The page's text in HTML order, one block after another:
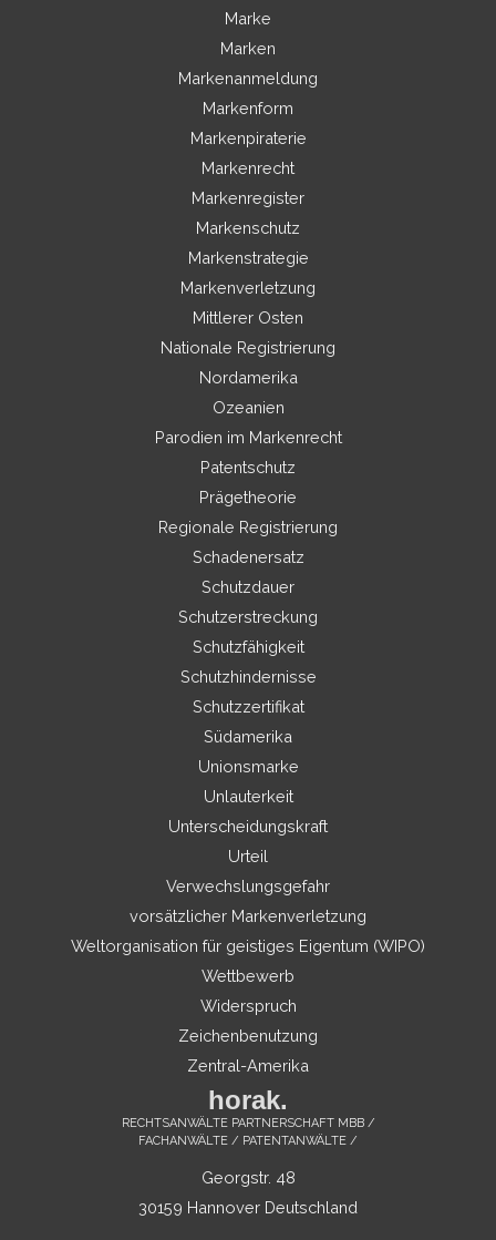
Marke
Marken
Markenanmeldung
Markenform
Markenpiraterie
Markenrecht
Markenregister
Markenschutz
Markenstrategie
Markenverletzung
Mittlerer Osten
Nationale Registrierung
Nordamerika
Ozeanien
Parodien im Markenrecht
Patentschutz
Prägetheorie
Regionale Registrierung
Schadenersatz
Schutzdauer
Schutzerstreckung
Schutzfähigkeit
Schutzhindernisse
Schutzzertifikat
Südamerika
Unionsmarke
Unlauterkeit
Unterscheidungskraft
Urteil
Verwechslungsgefahr
vorsätzlicher Markenverletzung
Weltorganisation für geistiges Eigentum (WIPO)
Wettbewerb
Widerspruch
Zeichenbenutzung
Zentral-Amerika
horak.
RECHTSANWÄLTE PARTNERSCHAFT MBB /
FACHANWÄLTE / PATENTANWÄLTE /
Georgstr. 48
30159 Hannover Deutschland